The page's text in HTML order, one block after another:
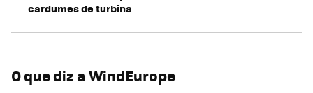
cardumes de turbina
O que diz a WindEurope